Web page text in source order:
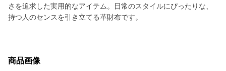
さを追求した実用的なアイテム。日常のスタイルにぴったりな、
持つ人のセンスを引き立てる革財布です。
商品画像